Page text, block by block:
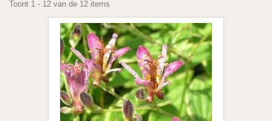
Toont 1 - 12 van de 12 items